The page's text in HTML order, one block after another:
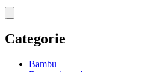
Categorie
Bambu